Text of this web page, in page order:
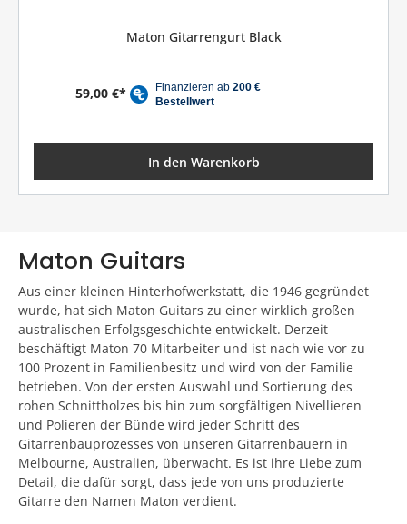
Maton Gitarrengurt Black
59,00 €*
In den Warenkorb
Maton Guitars
Aus einer kleinen Hinterhofwerkstatt, die 1946 gegründet
wurde, hat sich Maton Guitars zu einer wirklich großen
australischen Erfolgsgeschichte entwickelt. Derzeit
beschäftigt Maton 70 Mitarbeiter und ist nach wie vor zu
100 Prozent in Familienbesitz und wird von der Familie
betrieben. Von der ersten Auswahl und Sortierung des
rohen Schnittholzes bis hin zum sorgfältigen Nivellieren
und Polieren der Bünde wird jeder Schritt des
Gitarrenbauprozesses von unseren Gitarrenbauern in
Melbourne, Australien, überwacht. Es ist ihre Liebe zum
Detail, die dafür sorgt, dass jede von uns produzierte
Gitarre den Namen Maton verdient.